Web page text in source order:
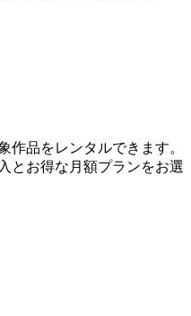
作品をレンタルできます。
とお得な月額プランをお選